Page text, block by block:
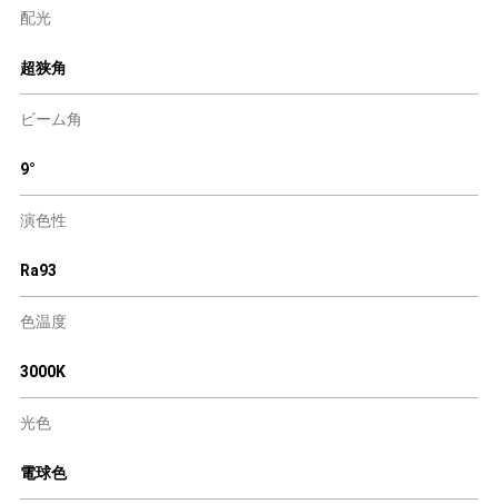
配光
超狭角
ビーム角
9°
演色性
Ra93
色温度
3000K
光色
電球色